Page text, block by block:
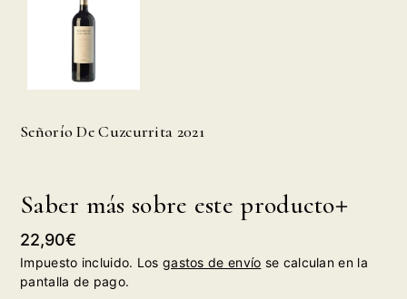
producto
Señorío De Cuzcurrita 2021
Saber más sobre este producto
Precio
habitual
22,90€
Impuesto incluido. Los gastos de envío se calculan en la
pantalla de pago.